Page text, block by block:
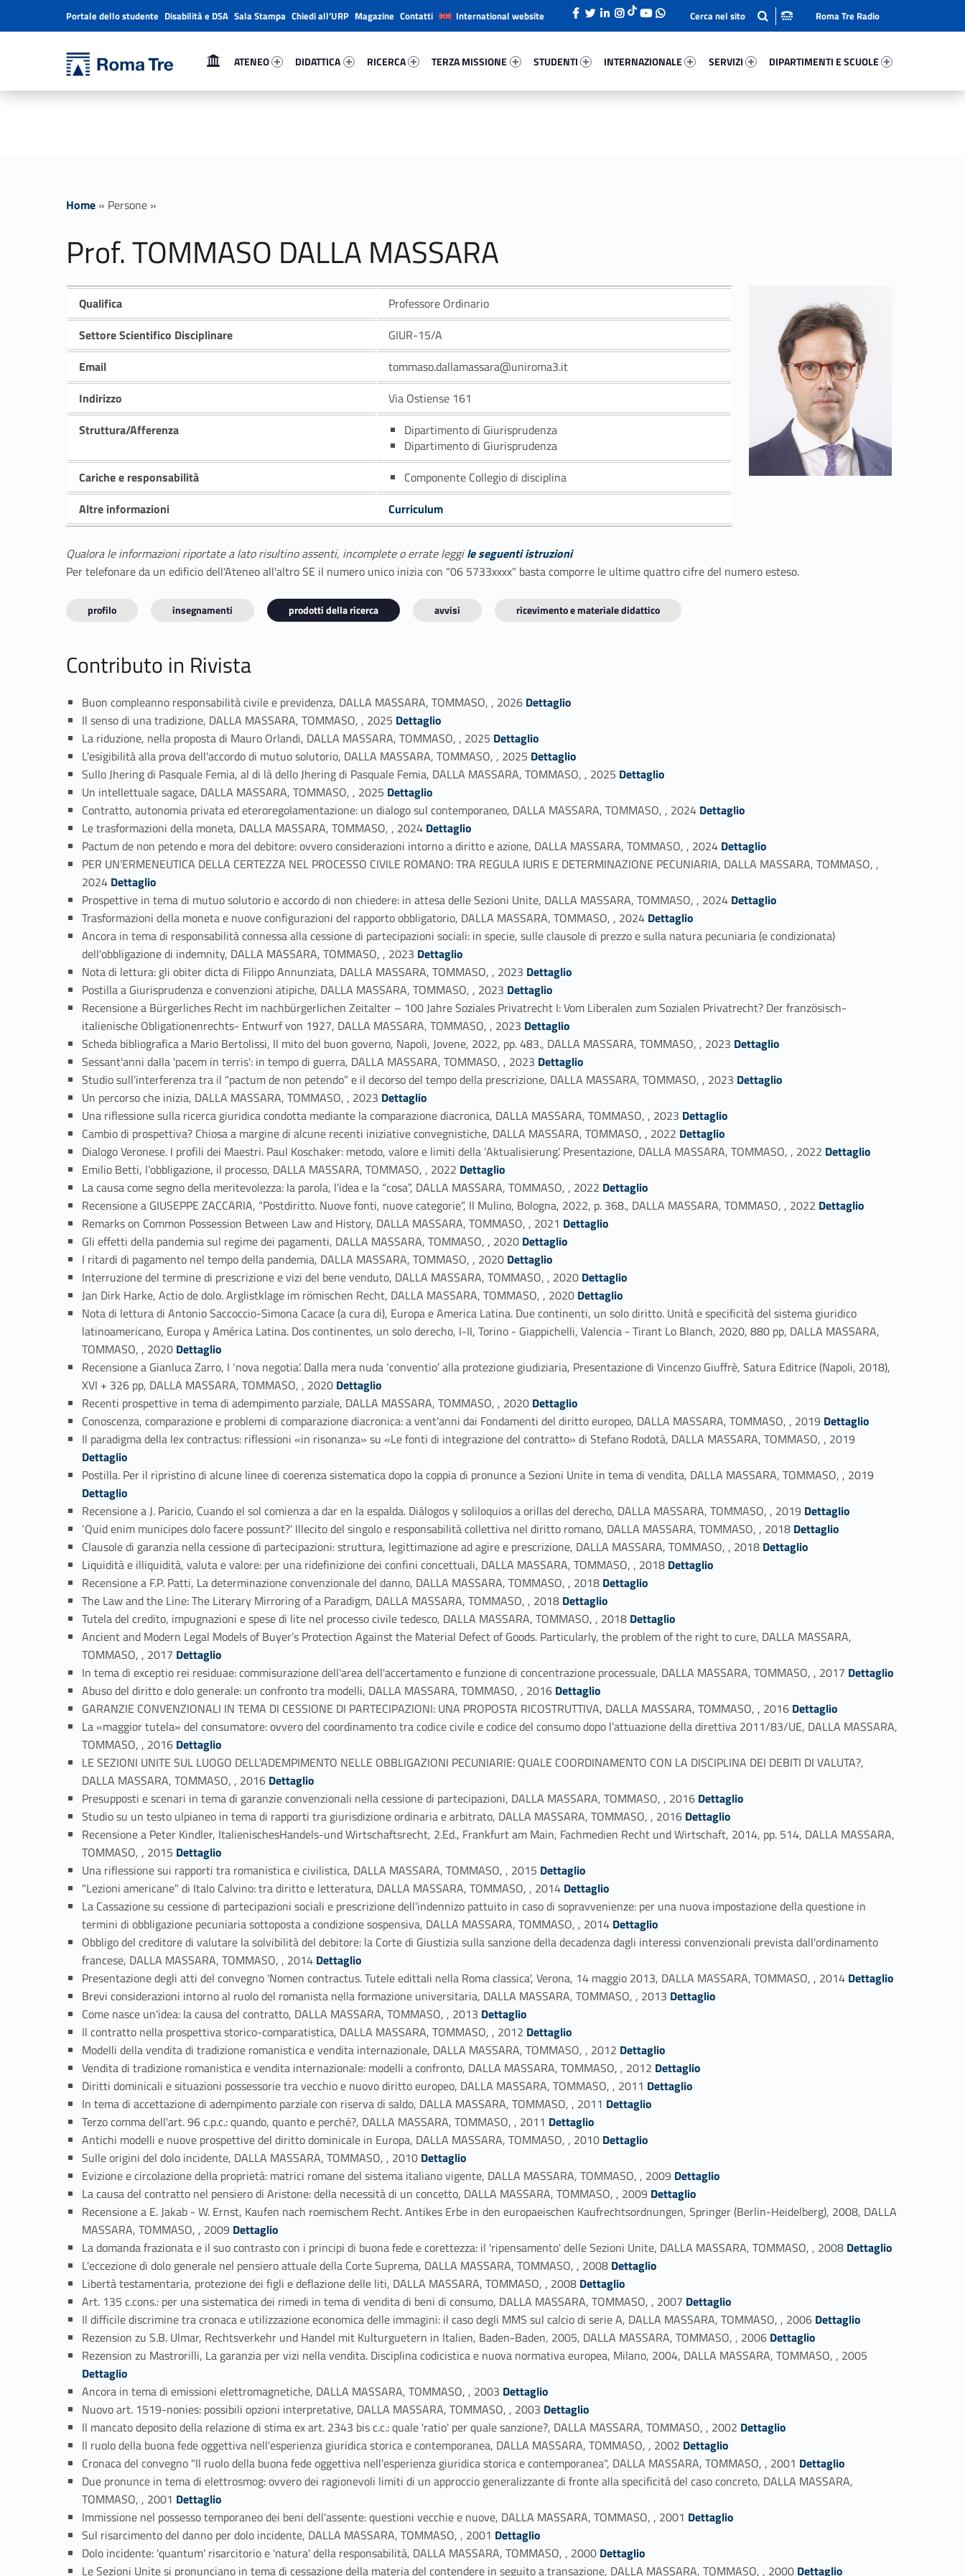
Prof. TOMMASO DALLA MASSARA ricerca - Università Roma Tre
Primary Menu
ATENEO
DIDATTICA
RICERCA
TERZA MISSIONE
STUDENTI
INTERNAZIONALE
SERVIZI
DIPARTIMENTI E SCUOLE
Header info sidebar
Portale dello studente Disabilità e DSA Sala Stampa Chiedi all’URP Magazine Contatti International website Roma Tre Radio
Home » Persone »
Prof. TOMMASO DALLA MASSARA
Qualifica
Professore Ordinario
Settore Scientifico Disciplinare
GIUR-15/A
Email
tommaso.dallamassara@uniroma3.it
Indirizzo
Via Ostiense 161
Struttura/Afferenza
Dipartimento di Giurisprudenza
Dipartimento di Giurisprudenza
Cariche e responsabilità
Componente Collegio di disciplina
Altre informazioni
Curriculum
Qualora le informazioni riportate a lato risultino assenti, incomplete o errate leggile seguenti istruzioni
Per telefonare da un edificio dell'Ateneo all'altro SE il numero unico inizia con "06 5733xxxx" basta comporre le ultime quattro cifre del numero esteso.
profilo insegnamenti prodotti della ricerca avvisi ricevimento e materiale didattico
Contributo in Rivista
Buon compleanno responsabilità civile e previdenza, DALLA MASSARA, TOMMASO, , 2026 Link identifier #identifier_person_70178-1
Dettaglio
Il senso di una tradizione, DALLA MASSARA, TOMMASO, , 2025 Link identifier #identifier_person_30431-2
Dettaglio
La riduzione, nella proposta di Mauro Orlandi, DALLA MASSARA, TOMMASO, , 2025 Link identifier #identifier_person_166526-3
Dettaglio
L'esigibilità alla prova dell'accordo di mutuo solutorio, DALLA MASSARA, TOMMASO, , 2025 Link identifier #identifier_person_170635-4
Dettaglio
Sullo Jhering di Pasquale Femia, al di là dello Jhering di Pasquale Femia, DALLA MASSARA, TOMMASO, , 2025 Link identifier #identifier_person_95524-5
Dettaglio
Un intellettuale sagace, DALLA MASSARA, TOMMASO, , 2025 Link identifier #identifier_person_64178-6
Dettaglio
Contratto, autonomia privata ed eteroregolamentazione: un dialogo sul contemporaneo, DALLA MASSARA, TOMMASO, , 2024 Link identifier #identifier_person_130509-7
Dettaglio
Le trasformazioni della moneta, DALLA MASSARA, TOMMASO, , 2024 Link identifier #identifier_person_145829-8
Dettaglio
Pactum de non petendo e mora del debitore: ovvero considerazioni intorno a diritto e azione, DALLA MASSARA, TOMMASO, , 2024 Link identifier #identifier_person_132509-9
Dettaglio
PER UN’ERMENEUTICA DELLA CERTEZZA NEL PROCESSO CIVILE ROMANO: TRA REGULA IURIS E DETERMINAZIONE PECUNIARIA, DALLA MASSARA, TOMMASO, ,
2024 Link identifier #identifier_person_130276-10
Dettaglio
Prospettive in tema di mutuo solutorio e accordo di non chiedere: in attesa delle Sezioni Unite, DALLA MASSARA, TOMMASO, , 2024 Link identifier #identifier_person_105942-11
Dettaglio
Trasformazioni della moneta e nuove configurazioni del rapporto obbligatorio, DALLA MASSARA, TOMMASO, , 2024 Link identifier #identifier_person_152144-12
Dettaglio
Ancora in tema di responsabilità connessa alla cessione di partecipazioni sociali: in specie, sulle clausole di prezzo e sulla natura pecuniaria (e condizionata)
dell'obbligazione di indemnity, DALLA MASSARA, TOMMASO, , 2023 Link identifier #identifier_person_21706-13
Dettaglio
Nota di lettura: gli obiter dicta di Filippo Annunziata, DALLA MASSARA, TOMMASO, , 2023 Link identifier #identifier_person_144732-14
Dettaglio
Postilla a Giurisprudenza e convenzioni atipiche, DALLA MASSARA, TOMMASO, , 2023 Link identifier #identifier_person_114635-15
Dettaglio
Recensione a Bürgerliches Recht im nachbürgerlichen Zeitalter – 100 Jahre Soziales Privatrecht I: Vom Liberalen zum Sozialen Privatrecht? Der französisch-
italienische Obligationenrechts- Entwurf von 1927, DALLA MASSARA, TOMMASO, , 2023 Link identifier #identifier_person_144802-16
Dettaglio
Scheda bibliografica a Mario Bertolissi, Il mito del buon governo, Napoli, Jovene, 2022, pp. 483., DALLA MASSARA, TOMMASO, , 2023 Link identifier #identifier_person_57046-17
Dettaglio
Sessant'anni dalla 'pacem in terris': in tempo di guerra, DALLA MASSARA, TOMMASO, , 2023 Link identifier #identifier_person_68996-18
Dettaglio
Studio sull’interferenza tra il “pactum de non petendo” e il decorso del tempo della prescrizione, DALLA MASSARA, TOMMASO, , 2023 Link identifier #identifier_person_186123-19
Dettaglio
Un percorso che inizia, DALLA MASSARA, TOMMASO, , 2023 Link identifier #identifier_person_43600-20
Dettaglio
Una riflessione sulla ricerca giuridica condotta mediante la comparazione diacronica, DALLA MASSARA, TOMMASO, , 2023 Link identifier #identifier_person_88155-21
Dettaglio
Cambio di prospettiva? Chiosa a margine di alcune recenti iniziative convegnistiche, DALLA MASSARA, TOMMASO, , 2022 Link identifier #identifier_person_150464-22
Dettaglio
Dialogo Veronese. I profili dei Maestri. Paul Koschaker: metodo, valore e limiti della ‘Aktualisierung’. Presentazione, DALLA MASSARA, TOMMASO, , 2022 Link identifier #identifier_person_50763-23
Dettaglio
Emilio Betti, l'obbligazione, il processo, DALLA MASSARA, TOMMASO, , 2022 Link identifier #identifier_person_110266-24
Dettaglio
La causa come segno della meritevolezza: la parola, l’idea e la “cosa”, DALLA MASSARA, TOMMASO, , 2022 Link identifier #identifier_person_156767-25
Dettaglio
Recensione a GIUSEPPE ZACCARIA, “Postdiritto. Nuove fonti, nuove categorie”, Il Mulino, Bologna, 2022, p. 368., DALLA MASSARA, TOMMASO, , 2022 Link identifier #identifier_person_157455-26
Dettaglio
Remarks on Common Possession Between Law and History, DALLA MASSARA, TOMMASO, , 2021 Link identifier #identifier_person_154235-27
Dettaglio
Gli effetti della pandemia sul regime dei pagamenti, DALLA MASSARA, TOMMASO, , 2020 Link identifier #identifier_person_154654-28
Dettaglio
I ritardi di pagamento nel tempo della pandemia, DALLA MASSARA, TOMMASO, , 2020 Link identifier #identifier_person_120046-29
Dettaglio
Interruzione del termine di prescrizione e vizi del bene venduto, DALLA MASSARA, TOMMASO, , 2020 Link identifier #identifier_person_113103-30
Dettaglio
Jan Dirk Harke, Actio de dolo. Arglistklage im römischen Recht, DALLA MASSARA, TOMMASO, , 2020 Link identifier #identifier_person_89957-31
Dettaglio
Nota di lettura di Antonio Saccoccio-Simona Cacace (a cura di), Europa e America Latina. Due continenti, un solo diritto. Unità e specificità del sistema giuridico
latinoamericano, Europa y América Latina. Dos continentes, un solo derecho, I-II, Torino - Giappichelli, Valencia - Tirant Lo Blanch, 2020, 880 pp, DALLA MASSARA,
TOMMASO, , 2020 Link identifier #identifier_person_138147-32
Dettaglio
Recensione a Gianluca Zarro, I ‘nova negotia’. Dalla mera nuda ‘conventio’ alla protezione giudiziaria, Presentazione di Vincenzo Giuffrè, Satura Editrice (Napoli, 2018),
XVI + 326 pp, DALLA MASSARA, TOMMASO, , 2020 Link identifier #identifier_person_75396-33
Dettaglio
Recenti prospettive in tema di adempimento parziale, DALLA MASSARA, TOMMASO, , 2020 Link identifier #identifier_person_84124-34
Dettaglio
Conoscenza, comparazione e problemi di comparazione diacronica: a vent’anni dai Fondamenti del diritto europeo, DALLA MASSARA, TOMMASO, , 2019 Link identifier #identifier_person_187476-35
Dettaglio
Il paradigma della lex contractus: riflessioni «in risonanza» su «Le fonti di integrazione del contratto» di Stefano Rodotà, DALLA MASSARA, TOMMASO, , 2019Link identifier #identifier_person_187981-36
Dettaglio
Postilla. Per il ripristino di alcune linee di coerenza sistematica dopo la coppia di pronunce a Sezioni Unite in tema di vendita, DALLA MASSARA, TOMMASO, , 2019
Dettaglio
Recensione a J. Paricio, Cuando el sol comienza a dar en la espalda. Diálogos y soliloquios a orillas del derecho, DALLA MASSARA, TOMMASO, , 2019 Link identifier #identifier_person_155140-38
Dettaglio
‘Quid enim municipes dolo facere possunt?’ Illecito del singolo e responsabilità collettiva nel diritto romano, DALLA MASSARA, TOMMASO, , 2018 Link identifier #identifier_person_18504-39
Dettaglio
Clausole di garanzia nella cessione di partecipazioni: struttura, legittimazione ad agire e prescrizione, DALLA MASSARA, TOMMASO, , 2018Link identifier #identifier_person_39495-40
Dettaglio
Liquidità e illiquidità, valuta e valore: per una ridefinizione dei confini concettuali, DALLA MASSARA, TOMMASO, , 2018 Link identifier #identifier_person_103775-41
Dettaglio
Recensione a F.P. Patti, La determinazione convenzionale del danno, DALLA MASSARA, TOMMASO, , 2018 Link identifier #identifier_person_90204-42
Dettaglio
The Law and the Line: The Literary Mirroring of a Paradigm, DALLA MASSARA, TOMMASO, , 2018Link identifier #identifier_person_82477-43
Dettaglio
Tutela del credito, impugnazioni e spese di lite nel processo civile tedesco, DALLA MASSARA, TOMMASO, , 2018 Link identifier #identifier_person_196945-44
Dettaglio
Ancient and Modern Legal Models of Buyer’s Protection Against the Material Defect of Goods. Particularly, the problem of the right to cure, DALLA MASSARA,
TOMMASO, , 2017 Link identifier #identifier_person_94634-45
Dettaglio
In tema di exceptio rei residuae: commisurazione dell'area dell'accertamento e funzione di concentrazione processuale, DALLA MASSARA, TOMMASO, , 2017 Link identifier #identifier_person_102685-46
Dettaglio
Abuso del diritto e dolo generale: un confronto tra modelli, DALLA MASSARA, TOMMASO, , 2016 Link identifier #identifier_person_198964-47
Dettaglio
GARANZIE CONVENZIONALI IN TEMA DI CESSIONE DI PARTECIPAZIONI: UNA PROPOSTA RICOSTRUTTIVA, DALLA MASSARA, TOMMASO, , 2016 Link identifier #identifier_person_154555-48
Dettaglio
La «maggior tutela» del consumatore: ovvero del coordinamento tra codice civile e codice del consumo dopo l’attuazione della direttiva 2011/83/UE, DALLA MASSARA,
TOMMASO, , 2016 Link identifier #identifier_person_49256-49
Dettaglio
LE SEZIONI UNITE SUL LUOGO DELL’ADEMPIMENTO NELLE OBBLIGAZIONI PECUNIARIE: QUALE COORDINAMENTO CON LA DISCIPLINA DEI DEBITI DI VALUTA?,
DALLA MASSARA, TOMMASO, , 2016 Link identifier #identifier_person_122279-50
Dettaglio
Presupposti e scenari in tema di garanzie convenzionali nella cessione di partecipazioni, DALLA MASSARA, TOMMASO, , 2016 Link identifier #identifier_person_116310-51
Dettaglio
Studio su un testo ulpianeo in tema di rapporti tra giurisdizione ordinaria e arbitrato, DALLA MASSARA, TOMMASO, , 2016 Link identifier #identifier_person_135124-52
Dettaglio
Recensione a Peter Kindler, ItalienischesHandels-und Wirtschaftsrecht, 2.Ed., Frankfurt am Main, Fachmedien Recht und Wirtschaft, 2014, pp. 514, DALLA MASSARA,
TOMMASO, , 2015 Link identifier #identifier_person_32474-53
Dettaglio
Una riflessione sui rapporti tra romanistica e civilistica, DALLA MASSARA, TOMMASO, , 2015 Link identifier #identifier_person_157890-54
Dettaglio
"Lezioni americane" di Italo Calvino: tra diritto e letteratura, DALLA MASSARA, TOMMASO, , 2014 Link identifier #identifier_person_172046-55
Dettaglio
La Cassazione su cessione di partecipazioni sociali e prescrizione dell'indennizo pattuito in caso di sopravvenienze: per una nuova impostazione della questione in
termini di obbligazione pecuniaria sottoposta a condizione sospensiva, DALLA MASSARA, TOMMASO, , 2014 Link identifier #identifier_person_158406-56
Dettaglio
Obbligo del creditore di valutare la solvibilità del debitore: la Corte di Giustizia sulla sanzione della decadenza dagli interessi convenzionali prevista dall'ordinamento
francese, DALLA MASSARA, TOMMASO, , 2014 Link identifier #identifier_person_2844-57
Dettaglio
Presentazione degli atti del convegno 'Nomen contractus. Tutele edittali nella Roma classica', Verona, 14 maggio 2013, DALLA MASSARA, TOMMASO, , 2014 Link identifier #identifier_person_166823-58
Dettaglio
Brevi considerazioni intorno al ruolo del romanista nella formazione universitaria, DALLA MASSARA, TOMMASO, , 2013 Link identifier #identifier_person_109484-59
Dettaglio
Come nasce un'idea: la causa del contratto, DALLA MASSARA, TOMMASO, , 2013Link identifier #identifier_person_63799-60
Dettaglio
Il contratto nella prospettiva storico-comparatistica, DALLA MASSARA, TOMMASO, , 2012 Link identifier #identifier_person_27854-61
Dettaglio
Modelli della vendita di tradizione romanistica e vendita internazionale, DALLA MASSARA, TOMMASO, , 2012 Link identifier #identifier_person_118870-62
Dettaglio
Vendita di tradizione romanistica e vendita internazionale: modelli a confronto, DALLA MASSARA, TOMMASO, , 2012Link identifier #identifier_person_137989-63
Dettaglio
Diritti dominicali e situazioni possessorie tra vecchio e nuovo diritto europeo, DALLA MASSARA, TOMMASO, , 2011 Link identifier #identifier_person_140027-64
Dettaglio
In tema di accettazione di adempimento parziale con riserva di saldo, DALLA MASSARA, TOMMASO, , 2011 Link identifier #identifier_person_70613-65
Dettaglio
Terzo comma dell'art. 96 c.p.c.: quando, quanto e perché?, DALLA MASSARA, TOMMASO, , 2011 Link identifier #identifier_person_142603-66
Dettaglio
Antichi modelli e nuove prospettive del diritto dominicale in Europa, DALLA MASSARA, TOMMASO, , 2010 Link identifier #identifier_person_75918-67
Dettaglio
Sulle origini del dolo incidente, DALLA MASSARA, TOMMASO, , 2010 Link identifier #identifier_person_94285-68
Dettaglio
Evizione e circolazione della proprietà: matrici romane del sistema italiano vigente, DALLA MASSARA, TOMMASO, , 2009 Link identifier #identifier_person_93184-69
Dettaglio
La causa del contratto nel pensiero di Aristone: della necessità di un concetto, DALLA MASSARA, TOMMASO, , 2009 Link identifier #identifier_person_174883-70
Dettaglio
Recensione a E. Jakab - W. Ernst, Kaufen nach roemischem Recht. Antikes Erbe in den europaeischen Kaufrechtsordnungen, Springer (Berlin-Heidelberg), 2008, DALLA
MASSARA, TOMMASO, , 2009 Link identifier #identifier_person_137242-71
Dettaglio
La domanda frazionata e il suo contrasto con i principi di buona fede e corettezza: il 'ripensamento' delle Sezioni Unite, DALLA MASSARA, TOMMASO, , 2008 Link identifier #identifier_person_171764-72
Dettaglio
L'eccezione di dolo generale nel pensiero attuale della Corte Suprema, DALLA MASSARA, TOMMASO, , 2008 Link identifier #identifier_person_140680-73
Dettaglio
Libertà testamentaria, protezione dei figli e deflazione delle liti, DALLA MASSARA, TOMMASO, , 2008Link identifier #identifier_person_47418-74
Dettaglio
Art. 135 c.cons.: per una sistematica dei rimedi in tema di vendita di beni di consumo, DALLA MASSARA, TOMMASO, , 2007 Link identifier #identifier_person_134758-75
Dettaglio
Il difficile discrimine tra cronaca e utilizzazione economica delle immagini: il caso degli MMS sul calcio di serie A, DALLA MASSARA, TOMMASO, , 2006 Link identifier #identifier_person_153859-76
Dettaglio
Rezension zu S.B. Ulmar, Rechtsverkehr und Handel mit Kulturguetern in Italien, Baden-Baden, 2005, DALLA MASSARA, TOMMASO, , 2006 Link identifier #identifier_person_69724-77
Dettaglio
Rezension zu Mastrorilli, La garanzia per vizi nella vendita. Disciplina codicistica e nuova normativa europea, Milano, 2004, DALLA MASSARA, TOMMASO, , 2005
Dettaglio
Ancora in tema di emissioni elettromagnetiche, DALLA MASSARA, TOMMASO, , 2003 Link identifier #identifier_person_12406-79
Dettaglio
Nuovo art. 1519-nonies: possibili opzioni interpretative, DALLA MASSARA, TOMMASO, , 2003 Link identifier #identifier_person_174443-80
Dettaglio
Il mancato deposito della relazione di stima ex art. 2343 bis c.c.: quale 'ratio' per quale sanzione?, DALLA MASSARA, TOMMASO, , 2002 Link identifier #identifier_person_182043-81
Dettaglio
Il ruolo della buona fede oggettiva nell'esperienza giuridica storica e contemporanea, DALLA MASSARA, TOMMASO, , 2002 Link identifier #identifier_person_173683-82
Dettaglio
Cronaca del convegno "Il ruolo della buona fede oggettiva nell'esperienza giuridica storica e contemporanea", DALLA MASSARA, TOMMASO, , 2001 Link identifier #identifier_person_34571-83
Dettaglio
Due pronunce in tema di elettrosmog: ovvero dei ragionevoli limiti di un approccio generalizzante di fronte alla specificità del caso concreto, DALLA MASSARA,
TOMMASO, , 2001 Link identifier #identifier_person_3645-84
Dettaglio
Immissione nel possesso temporaneo dei beni dell'assente: questioni vecchie e nuove, DALLA MASSARA, TOMMASO, , 2001 Link identifier #identifier_person_148183-85
Dettaglio
Sul risarcimento del danno per dolo incidente, DALLA MASSARA, TOMMASO, , 2001 Link identifier #identifier_person_28562-86
Dettaglio
Dolo incidente: 'quantum' risarcitorio e 'natura' della responsabilità, DALLA MASSARA, TOMMASO, , 2000 Link identifier #identifier_person_161223-87
Dettaglio
Le Sezioni Unite si pronunciano in tema di cessazione della materia del contendere in seguito a transazione, DALLA MASSARA, TOMMASO, , 2000 Link identifier #identifier_person_188539-88
Dettaglio